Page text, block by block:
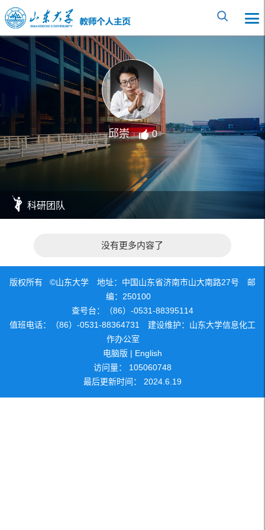
邱崇 0
科研团队
没有更多内容了
版权所有 ©山东大学 地址：中国山东省济南市山大南路27号 邮
编：250100
查号台：（86）-0531-88395114
值班电话：（86）-0531-88364731 建设维护：山东大学信息化工
作办公室
电脑版 | English
访问量： 105060748
最后更新时间： 2024 6 19